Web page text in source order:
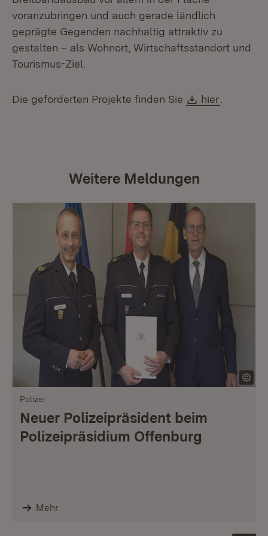
voranzubringen und auch gerade ländlich
geprägte Gegenden nachhaltig attraktiv zu
gestalten – als Wohnort, Wirtschaftsstandort und
Tourismus-Ziel.
Die geförderten Projekte finden Sie Download:
hier
Weitere Meldungen
Polizei
Neuer Polizeipräsident beim
Polizeipräsidium Offenburg
Mehr